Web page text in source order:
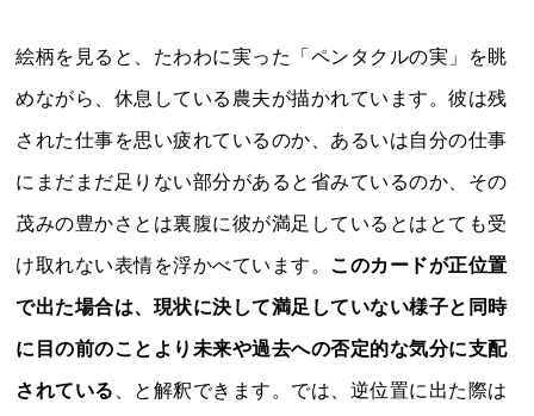
絵柄を見ると、たわわに実った「ペンタクルの実」を眺
めながら、休息している農夫が描かれています。彼は残
された仕事を思い疲れているのか、あるいは自分の仕事
にまだまだ足りない部分があると省みているのか、その
茂みの豊かさとは裏腹に彼が満足しているとはとても受
け取れない表情を浮かべています。 このカードが正位置
で出た場合は、現状に決して満足していない様子と同時
に目の前のことより未来や過去への否定的な気分に支配
されている 、と解釈できます。では、逆位置に出た際は